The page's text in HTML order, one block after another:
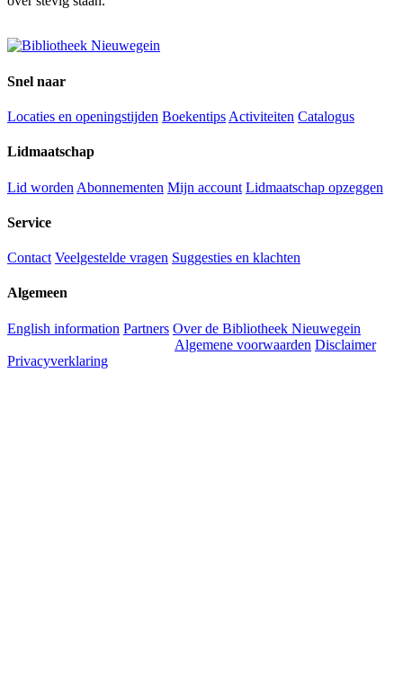
Snel naar
Locaties en openingstijden Boekentips Activiteiten Catalogus
Lidmaatschap
Lid worden Abonnementen Mijn account Lidmaatschap opzeggen
Service
Contact Veelgestelde vragen Suggesties en klachten
Algemeen
English information Partners Over de Bibliotheek Nieuwegein
Algemene voorwaarden Disclaimer
Privacyverklaring